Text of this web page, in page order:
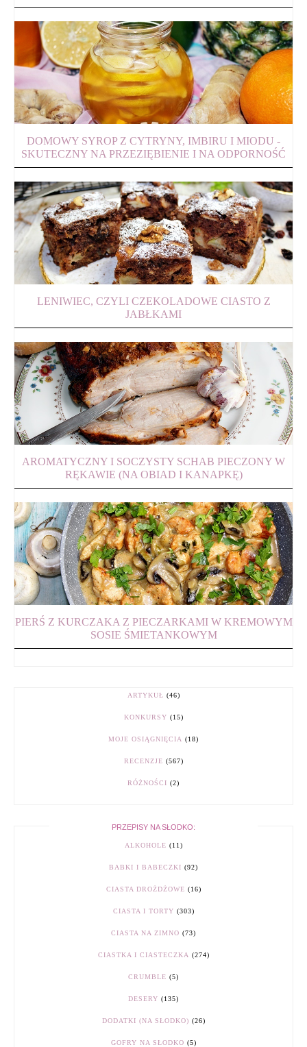
DOMOWY SYROP Z CYTRYNY, IMBIRU I MIODU -
SKUTECZNY NA PRZEZIĘBIENIE I NA ODPORNOŚĆ
LENIWIEC, CZYLI CZEKOLADOWE CIASTO Z
JABŁKAMI
AROMATYCZNY I SOCZYSTY SCHAB PIECZONY W
RĘKAWIE (NA OBIAD I KANAPKĘ)
PIERŚ Z KURCZAKA Z PIECZARKAMI W KREMOWYM
SOSIE ŚMIETANKOWYM
ARTYKUŁ (46)
KONKURSY (15)
MOJE OSIĄGNIĘCIA (18)
RECENZJE (567)
RÓŻNOŚCI (2)
PRZEPISY NA SŁODKO:
ALKOHOLE (11)
BABKI I BABECZKI (92)
CIASTA DROŻDŻOWE (16)
CIASTA I TORTY (303)
CIASTA NA ZIMNO (73)
CIASTKA I CIASTECZKA (274)
CRUMBLE (5)
DESERY (135)
DODATKI (NA SŁODKO) (26)
GOFRY NA SŁODKO (5)